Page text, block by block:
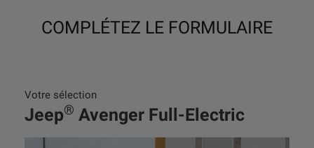
COMPLÉTEZ LE FORMULAIRE
Votre sélection
Jeep® Avenger Full-Electric